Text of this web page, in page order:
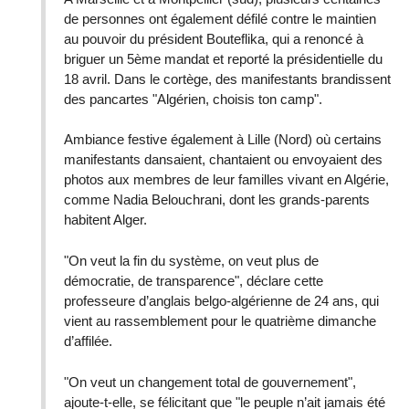
de personnes ont également défilé contre le maintien
au pouvoir du président Bouteflika, qui a renoncé à
briguer un 5ème mandat et reporté la présidentielle du
18 avril. Dans le cortège, des manifestants brandissent
des pancartes "Algérien, choisis ton camp".
Ambiance festive également à Lille (Nord) où certains
manifestants dansaient, chantaient ou envoyaient des
photos aux membres de leur familles vivant en Algérie,
comme Nadia Belouchrani, dont les grands-parents
habitent Alger.
"On veut la fin du système, on veut plus de
démocratie, de transparence", déclare cette
professeure d’anglais belgo-algérienne de 24 ans, qui
vient au rassemblement pour le quatrième dimanche
d’affilée.
"On veut un changement total de gouvernement",
ajoute-t-elle, se félicitant que "le peuple n’ait jamais été